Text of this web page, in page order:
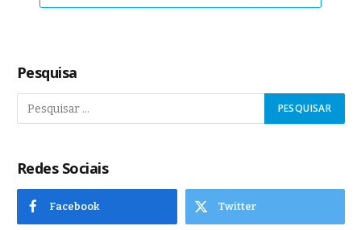
Pesquisa
Redes Sociais
Facebook Twitter